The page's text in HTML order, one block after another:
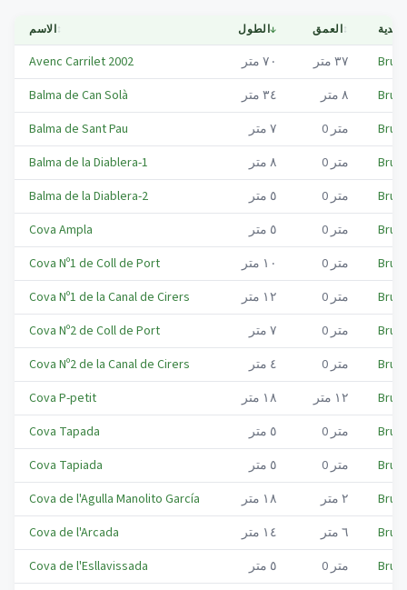
الاسم↕ الطول↓ العمق↕
Avenc Carrilet 2002 ٧٠ متر ٣٧ متر
Balma de Can Solà
٣٤ متر ٨ متر
Balma de Sant Pau
٧ متر 0 متر
Balma de la Diablera-1
٨ متر 0 متر
Balma de la Diablera-2
٥ متر 0 متر
Cova Ampla
٥ متر 0 متر
Cova Nº1 de Coll de Port
١٠ متر 0 متر
Cova Nº1 de la Canal de Cirers
١٢ متر 0 متر
Cova Nº2 de Coll de Port
٧ متر 0 متر
Cova Nº2 de la Canal de Cirers
٤ متر 0 متر
Cova P-petit
١٨ متر ١٢ متر
Cova Tapada
٥ متر 0 متر
Cova Tapiada
٥ متر 0 متر
Cova de l'Agulla Manolito García
١٨ متر ٢ متر
Cova de l'Arcada
١٤ متر ٦ متر
Cova de l'Esllavissada
٥ متر 0 متر